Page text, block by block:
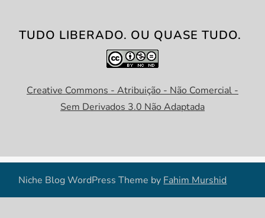
TUDO LIBERADO. OU QUASE TUDO.
Creative Commons - Atribuição - Não Comercial -
Sem Derivados 3.0 Não Adaptada
Niche Blog WordPress Theme byFahim Murshid